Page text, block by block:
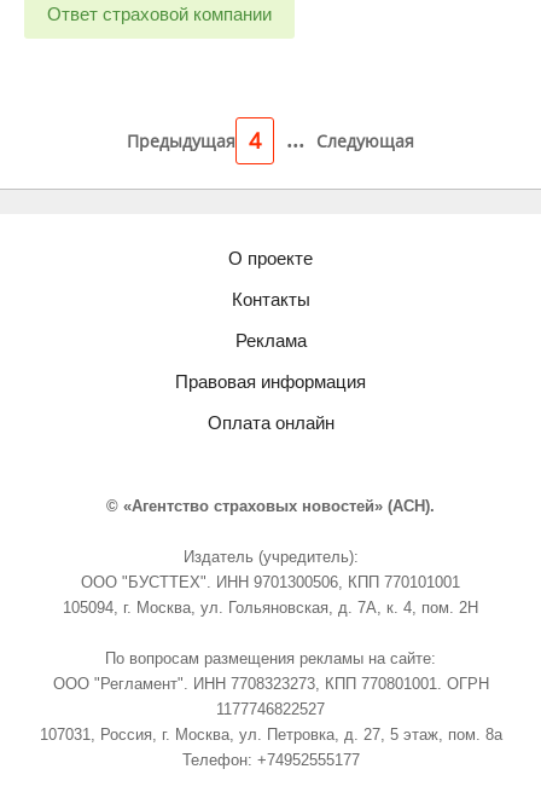
Ответ страховой компании
Предыдущая 4 ... Следующая
О проекте
Контакты
Реклама
Правовая информация
Оплата онлайн
© «Агентство страховых новостей» (АСН).
Издатель (учредитель):
ООО "БУСТТЕХ". ИНН 9701300506, КПП 770101001
105094, г. Москва, ул. Гольяновская, д. 7А, к. 4, пом. 2Н
По вопросам размещения рекламы на сайте:
ООО "Регламент". ИНН 7708323273, КПП 770801001. ОГРН
1177746822527
107031, Россия, г. Москва, ул. Петровка, д. 27, 5 этаж, пом. 8а
Телефон: +74952555177